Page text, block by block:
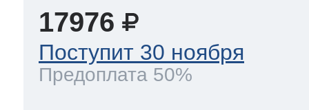
17976
Поступит 30 ноября
Предоплата 50%